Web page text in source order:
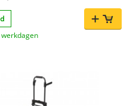
in de auto of berg je hem
voordelen
het verplaatsen van goederen tot
ontwerp voor
voor extra gebruiksgemak